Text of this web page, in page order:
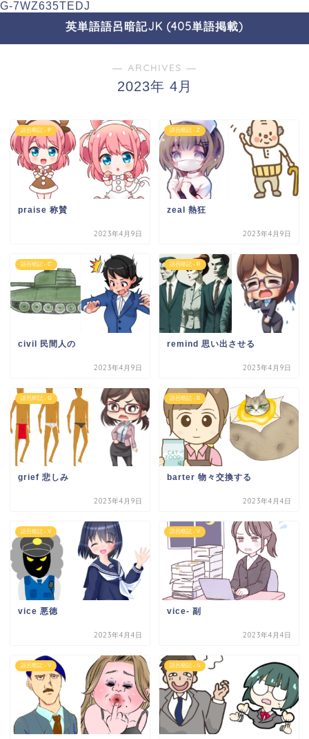
G-7WZ635TEDJ
英単語語呂暗記JK (405単語掲載)
― ARCHIVES ―
2023年 4月
語呂暗記 - P
praise 称賛
2023年4月9日
語呂暗記 - Z
zeal 熱狂
2023年4月9日
語呂暗記 - C
civil 民間人の
2023年4月9日
語呂暗記 - R
remind 思い出させる
2023年4月9日
語呂暗記 - G
grief 悲しみ
2023年4月9日
語呂暗記 - B
barter 物々交換する
2023年4月4日
語呂暗記 - V
vice 悪徳
2023年4月4日
語呂暗記 - V
vice- 副
2023年4月4日
語呂暗記 - V 語呂暗記 - S